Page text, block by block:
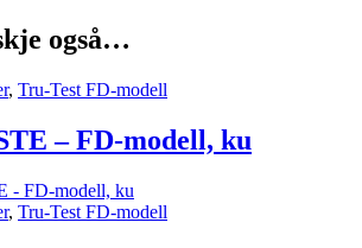
også…
, Tru-Test FD-modell
– FD-modell, ku
, Tru-Test FD-modell